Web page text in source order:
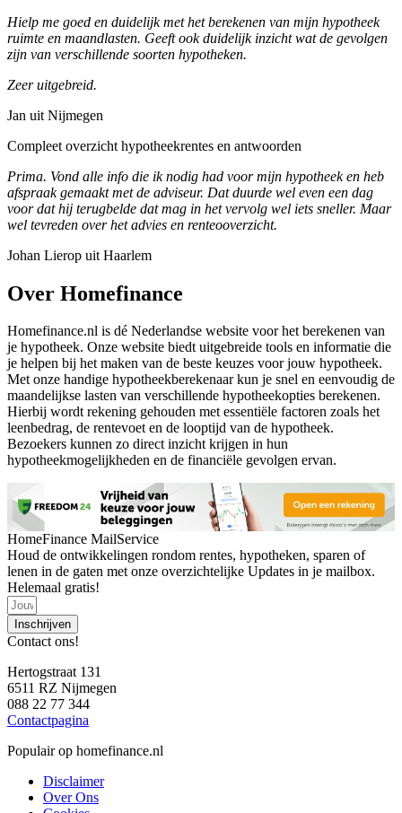
Hielp me goed en duidelijk met het berekenen van mijn hypotheek
ruimte en maandlasten. Geeft ook duidelijk inzicht wat de gevolgen
zijn van verschillende soorten hypotheken.
Zeer uitgebreid.
Jan uit Nijmegen
Compleet overzicht hypotheekrentes en antwoorden
Prima. Vond alle info die ik nodig had voor mijn hypotheek en heb
afspraak gemaakt met de adviseur. Dat duurde wel even een dag
voor dat hij terugbelde dat mag in het vervolg wel iets sneller. Maar
wel tevreden over het advies en renteooverzicht.
Johan Lierop uit Haarlem
Over Homefinance
Homefinance.nl is dé Nederlandse website voor het berekenen van
je hypotheek. Onze website biedt uitgebreide tools en informatie die
je helpen bij het maken van de beste keuzes voor jouw hypotheek.
Met onze handige hypotheekberekenaar kun je snel en eenvoudig de
maandelijkse lasten van verschillende hypotheekopties berekenen.
Hierbij wordt rekening gehouden met essentiële factoren zoals het
leenbedrag, de rentevoet en de looptijd van de hypotheek.
Bezoekers kunnen zo direct inzicht krijgen in hun
hypotheekmogelijkheden en de financiële gevolgen ervan.
HomeFinance MailService
Houd de ontwikkelingen rondom rentes, hypotheken, sparen of
lenen in de gaten met onze overzichtelijke Updates in je mailbox.
Helemaal gratis!
Inschrijven
Contact ons!
Hertogstraat 131
6511 RZ Nijmegen
088 22 77 344
Contactpagina
Populair op homefinance.nl
Disclaimer
Over Ons